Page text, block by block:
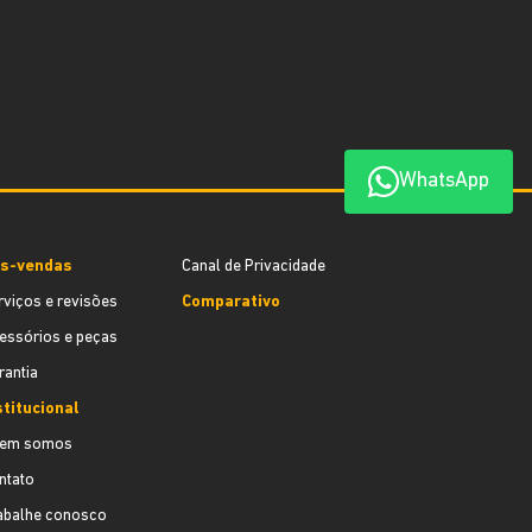
WhatsApp
vendas
e revisões
e peças
somos
conosco
Canal de Privacidade
Comparativo